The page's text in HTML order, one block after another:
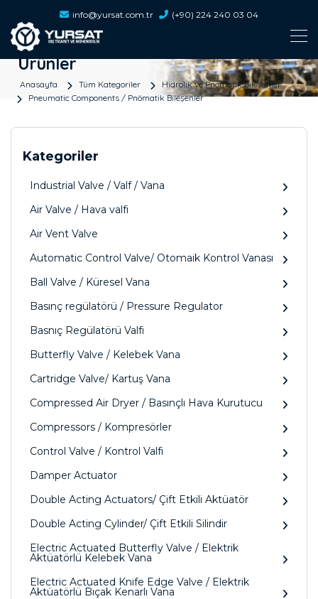
info@yursat.com.tr (+90) 224 240 03 04
Ürünler
Anasayfa Tüm Kategoriler
Hidrolik ve Pnömatik Bileşenler
Pneumatic Components / Pnömatik Bileşenler
Kategoriler
Industrial Valve / Valf / Vana
Air Valve / Hava valfi
Air Vent Valve
Automatic Control Valve/ Otomaik Kontrol Vanası
Ball Valve / Küresel Vana
Basınç regülatörü / Pressure Regulator
Basnıç Regülatörü Valfi
Butterfly Valve / Kelebek Vana
Cartridge Valve/ Kartuş Vana
Compressed Air Dryer / Basınçlı Hava Kurutucu
Compressors / Kompresörler
Control Valve / Kontrol Valfi
Damper Actuator
Double Acting Actuators/ Çift Etkili Aktüatör
Double Acting Cylinder/ Çift Etkili Silindir
Electric Actuated Butterfly Valve / Elektrik
Aktüatörlü Kelebek Vana
Electric Actuated Knife Edge Valve / Elektrik
Aktüatörlü Bıçak Kenarlı Vana